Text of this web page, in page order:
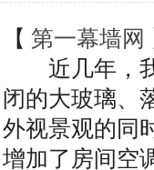
【 第一幕墙网
近几年，我
闭的大玻璃、
外视景观的同
增加了房间空